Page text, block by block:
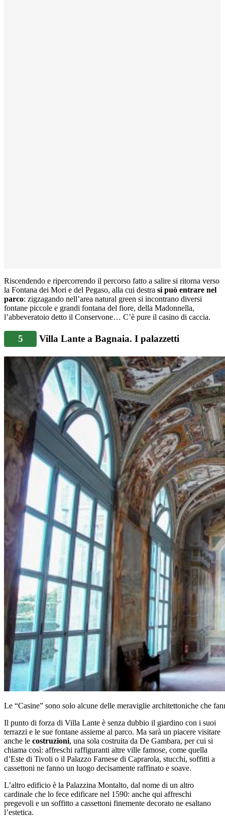
Riscendendo e ripercorrendo il percorso fatto a salire si ritorna verso
la Fontana dei Mori e del Pegaso, alla cui destra si può entrare nel
parco: zigzagando nell’area natural green si incontrano diversi
fontane piccole e grandi fontana del fiore, della Madonnella,
l’abbeveratoio detto il Conservone… C’è pure il casino di caccia.
5 Villa Lante a Bagnaia. I palazzetti
Le “Casine” sono solo alcune delle meraviglie architettoniche che
Il punto di forza di Villa Lante è senza dubbio il giardino con i suoi
terrazzi e le sue fontane assieme al parco. Ma sarà un piacere visitare
anche le costruzioni, una sola costruita da De Gambara, per cui si
chiama così: affreschi raffiguranti altre ville famose, come quella
d’Este di Tivoli o il Palazzo Farnese di Caprarola, stucchi, soffitti a
cassettoni ne fanno un luogo decisamente raffinato e soave.
L’altro edificio è la Palazzina Montalto, dal nome di un altro
cardinale che lo fece edificare nel 1590: anche qui affreschi
pregevoli e un soffitto a cassettoni finemente decorato ne esaltano
l’estetica.